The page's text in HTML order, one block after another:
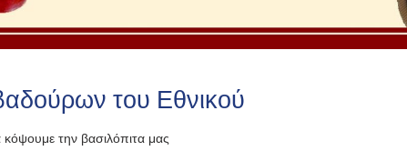
του Εθνικού
την βασιλόπιτα μας